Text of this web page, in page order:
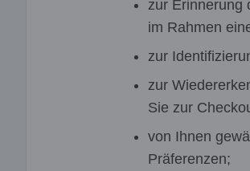
zur Erinnerung
im Rahmen
zur
zur
Sie zur
von Ihnen
Präferenzen;